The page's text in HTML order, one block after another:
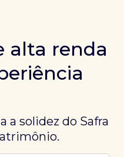
alta renda
a solidez do Safra